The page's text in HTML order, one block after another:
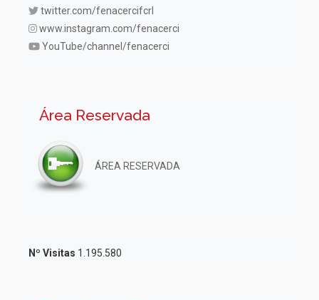
twitter.com/fenacercifcrl
www.instagram.com/fenacerci
YouTube/channel/fenacerci
Área Reservada
ÁREA RESERVADA
Nº Visitas 1.195.580